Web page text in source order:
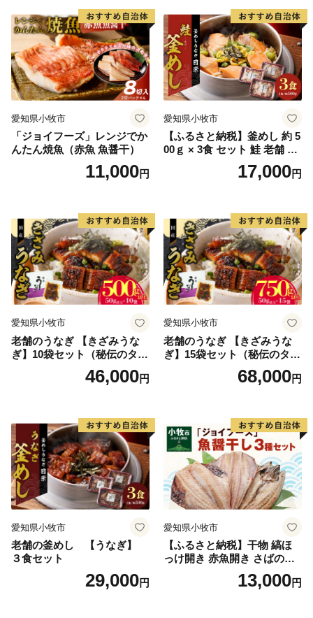
愛知県小牧市
「ジョイフーズ」レンジでか
んたん焼魚（赤魚 魚醤干）
11,000円
愛知県小牧市
【ふるさと納税】釜めし 約 5
00ｇ × 3食 セット 鮭 老舗 急
速冷凍 レンチン 時短 簡単調
理 食品 加工品 海鮮 手作り
り寄せグルメ 愛知県 小牧市
送料無料
17,000円
愛知県小牧市
老舗のうなぎ 【きざみうな
ぎ】10袋セット（秘伝のタレ
46,000円
愛知県小牧市
老舗のうなぎ 【きざみうな
ぎ】15袋セット（秘伝のタレ
68,000円
愛知県小牧市
老舗の釜めし 【うなぎ】
３食セット
29,000円
愛知県小牧市
【ふるさと納税】干物 縞ほ
っけ開き 赤魚開き さばの開
き 魚醤干し 3種 セット 詰め
合わせ 魚 おかず 肉厚 おいし
13,000円